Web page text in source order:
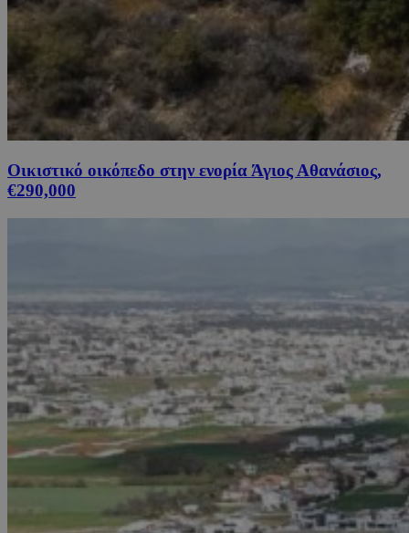
Οικιστικό οικόπεδο στην ενορία Άγιος Αθανάσιος,
€290,000